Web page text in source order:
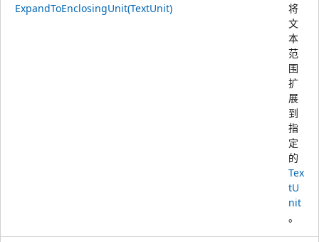
ExpandToEnclosingUnit(TextUnit)
将
文
本
范
围
扩
展
到
指
定
的
Tex
tU
nit
。